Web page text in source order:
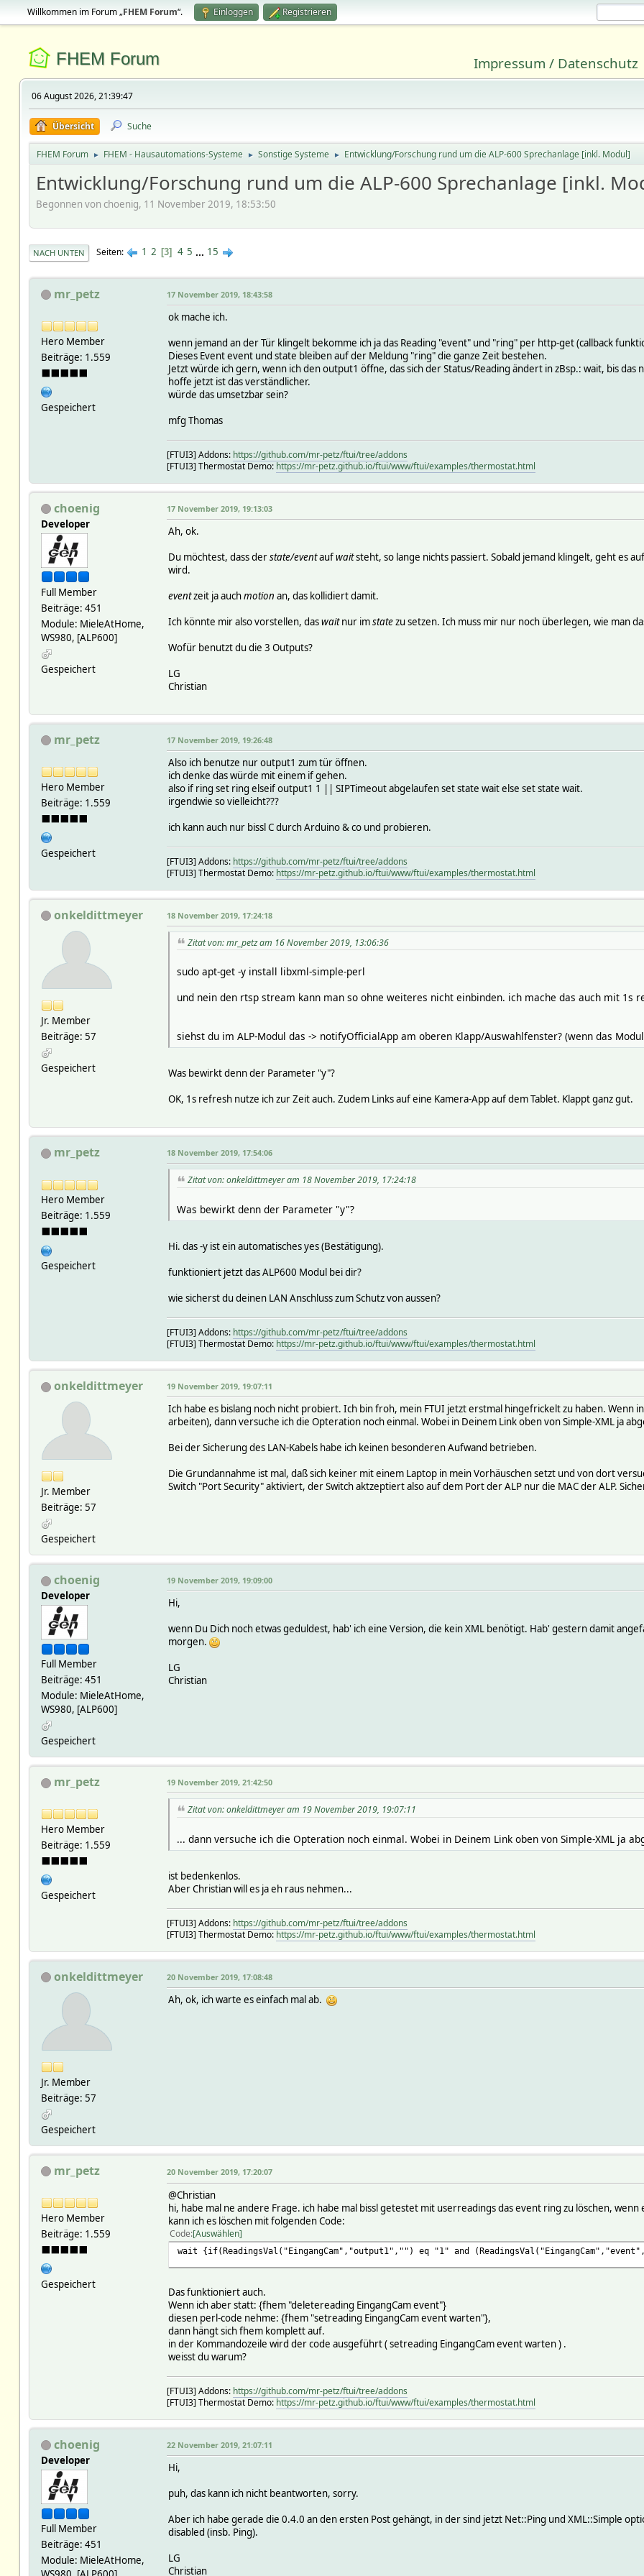
Willkommen im Forum „FHEM Forum“. Einloggen Registrieren
FHEM Forum Impressum / Datenschutz
06 August 2026, 21:39:47
Übersicht Suche
FHEM Forum ► FHEM - Hausautomations-Systeme ► Sonstige Systeme ► Entwicklung/Forschung rund um die ALP-600 Sprechanlage [inkl. Modul]
Entwicklung/Forschung rund um die ALP-600 Sprechanlage [inkl.
Begonnen von choenig, 11 November 2019, 18:53:50
NACH UNTEN Seiten 1 2 3 4 5 ... 15
mr_petz
Hero Member
Beiträge: 1.559
⬛⬛⬛⬛⬛
Gespeichert
17 November 2019, 18:43:58
ok mache ich.
wenn jemand an der Tür klingelt bekomme ich ja das Reading "event" und "ring" per http-get (callback
Dieses Event event und state bleiben auf der Meldung "ring" die ganze Zeit bestehen.
Jetzt würde ich gern, wenn ich den output1 öffne, das sich der Status/Reading ändert in zBsp.: wait, bis
hoffe jetzt ist das verständlicher.
würde das umsetzbar sein?
mfg Thomas
[FTUI3] Addons: https://github.com/mr-petz/ftui/tree/addons
[FTUI3] Thermostat Demo: https://mr-petz.github.io/ftui/www/ftui/examples/thermostat.html
choenig
Developer
Full Member
Beiträge: 451
Module: MieleAtHome,
WS980, [ALP600]
Gespeichert
17 November 2019, 19:13:03
Ah, ok.
Du möchtest, dass derstate/eventaufwaitsteht, so lange nichts passiert. Sobald jemand klingelt, geht es auf
wird.
eventzeit ja auchmotion an, das kollidiert damit.
Ich könnte mir also vorstellen, daswaitnur imstatezu setzen. Ich muss mir nur noch überlegen, wie man
Wofür benutzt du die 3 Outputs?
LG
Christian
mr_petz
Hero Member
Beiträge: 1.559
⬛⬛⬛⬛⬛
Gespeichert
17 November 2019, 19:26:48
Also ich benutze nur output1 zum tür öffnen.
ich denke das würde mit einem if gehen.
also if ring set ring elseif output1 1 || SIPTimeout abgelaufen set state wait else set state wait.
irgendwie so vielleicht???
ich kann auch nur bissl C durch Arduino & co und probieren.
[FTUI3] Addons: https://github.com/mr-petz/ftui/tree/addons
[FTUI3] Thermostat Demo: https://mr-petz.github.io/ftui/www/ftui/examples/thermostat.html
onkeldittmeyer
Jr. Member
Beiträge: 57
Gespeichert
18 November 2019, 17:24:18
Zitat von: mr_petz am 16 November 2019, 13:06:36
sudo apt-get -y install libxml-simple-perl
und nein den rtsp stream kann man so ohne weiteres nicht einbinden. ich mache das auch mit 1s
siehst du im ALP-Modul das -> notifyOfficialApp am oberen Klapp/Auswahlfenster? (wenn das
Was bewirkt denn der Parameter "y"?
OK, 1s refresh nutze ich zur Zeit auch. Zudem Links auf eine Kamera-App auf dem Tablet. Klappt ganz gut.
mr_petz
Hero Member
Beiträge: 1.559
⬛⬛⬛⬛⬛
Gespeichert
18 November 2019, 17:54:06
Zitat von: onkeldittmeyer am 18 November 2019, 17:24:18
Was bewirkt denn der Parameter "y"?
Hi. das -y ist ein automatisches yes (Bestätigung).
funktioniert jetzt das ALP600 Modul bei dir?
wie sicherst du deinen LAN Anschluss zum Schutz von aussen?
[FTUI3] Addons: https://github.com/mr-petz/ftui/tree/addons
[FTUI3] Thermostat Demo: https://mr-petz.github.io/ftui/www/ftui/examples/thermostat.html
onkeldittmeyer
Jr. Member
Beiträge: 57
Gespeichert
19 November 2019, 19:07:11
Ich habe es bislang noch nicht probiert. Ich bin froh, mein FTUI jetzt erstmal hingefrickelt zu haben. Wenn
arbeiten), dann versuche ich die Opteration noch einmal. Wobei in Deinem Link oben von Simple-XML ja
Bei der Sicherung des LAN-Kabels habe ich keinen besonderen Aufwand betrieben.
Die Grundannahme ist mal, daß sich keiner mit einem Laptop in mein Vorhäuschen setzt und von dort
Switch "Port Security" aktiviert, der Switch aktzeptiert also auf dem Port der ALP nur die MAC der ALP.
choenig
Developer
Full Member
Beiträge: 451
Module: MieleAtHome,
WS980, [ALP600]
Gespeichert
19 November 2019, 19:09:00
Hi,
wenn Du Dich noch etwas geduldest, hab' ich eine Version, die kein XML benötigt. Hab' gestern damit
morgen.
LG
Christian
mr_petz
Hero Member
Beiträge: 1.559
⬛⬛⬛⬛⬛
Gespeichert
19 November 2019, 21:42:50
Zitat von: onkeldittmeyer am 19 November 2019, 19:07:11
... dann versuche ich die Opteration noch einmal. Wobei in Deinem Link oben von Simple-XML ja
ist bedenkenlos.
Aber Christian will es ja eh raus nehmen...
[FTUI3] Addons: https://github.com/mr-petz/ftui/tree/addons
[FTUI3] Thermostat Demo: https://mr-petz.github.io/ftui/www/ftui/examples/thermostat.html
onkeldittmeyer
Jr. Member
Beiträge: 57
Gespeichert
20 November 2019, 17:08:48
Ah, ok, ich warte es einfach mal ab.
mr_petz
Hero Member
Beiträge: 1.559
⬛⬛⬛⬛⬛
Gespeichert
20 November 2019, 17:20:07
@Christian
hi, habe mal ne andere Frage. ich habe mal bissl getestet mit userreadings das event ring zu löschen,
kann ich es löschen mit folgenden Code:
Code Auswählen
wait {if(ReadingsVal("EingangCam","output1","") eq "1" and
Das funktioniert auch.
Wenn ich aber statt: {fhem "deletereading EingangCam event"}
diesen perl-code nehme: {fhem "setreading EingangCam event warten"},
dann hängt sich fhem komplett auf.
in der Kommandozeile wird der code ausgeführt ( setreading EingangCam event warten ) .
weisst du warum?
[FTUI3] Addons: https://github.com/mr-petz/ftui/tree/addons
[FTUI3] Thermostat Demo: https://mr-petz.github.io/ftui/www/ftui/examples/thermostat.html
choenig
Developer
Full Member
Beiträge: 451
Module: MieleAtHome,
22 November 2019, 21:07:11
Hi,
puh, das kann ich nicht beantworten, sorry.
Aber ich habe gerade die 0.4.0 an den ersten Post gehängt, in der sind jetzt Net::Ping und XML::Simple
disabled (insb. Ping).
LG
Christian